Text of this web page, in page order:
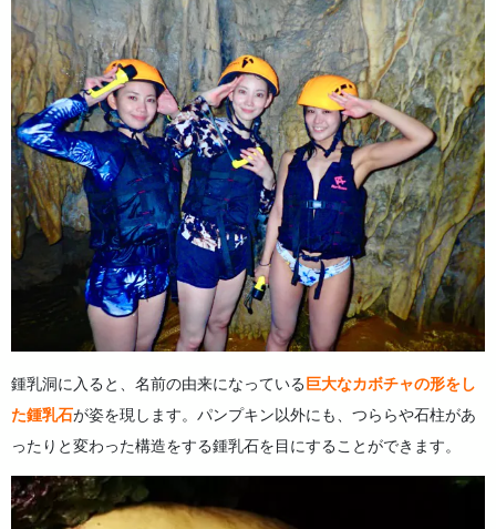
鍾乳洞に入ると、名前の由来になっている巨大なカボチャの形をし
た鍾乳石が姿を現します。パンプキン以外にも、つららや石柱があ
ったりと変わった構造をする鍾乳石を目にすることができます。